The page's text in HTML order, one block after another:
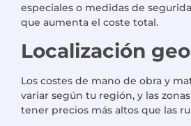
especiales o medidas de
que aumenta el coste total.
Localización
Los costes de mano de obra y
variar según tu región, y las
tener precios más altos que las